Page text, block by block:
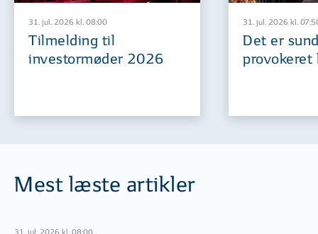
31. jul. 2026 kl. 08:00
Tilmelding til
investormøder 2026
31. jul. 2026 kl.
Det er
provokeret
Mest læste artikler